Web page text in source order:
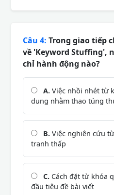
Câu 4: Trong giao tiếp
về 'Keyword Stuffing',
chỉ hành động nào?
A. Việc nhồi nhét từ
dung nhằm thao túng
B. Việc nghiên cứu
tranh thấp
C. Cách đặt từ khóa
đầu tiêu đề bài viết